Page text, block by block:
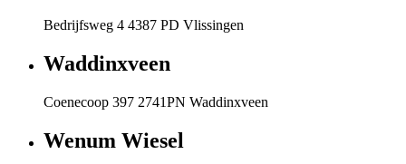
Bedrijfsweg 4 4387 PD Vlissingen
Waddinxveen
Coenecoop 397 2741PN Waddinxveen
Wenum Wiesel